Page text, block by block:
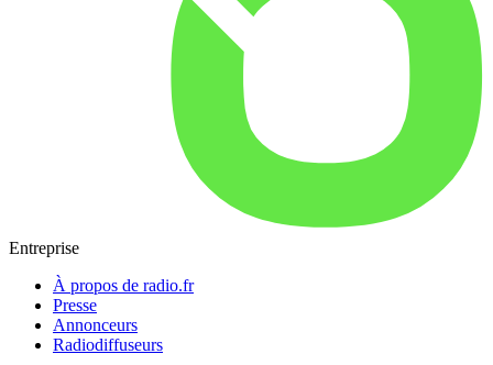
Entreprise
À propos de radio.fr
Presse
Annonceurs
Radiodiffuseurs